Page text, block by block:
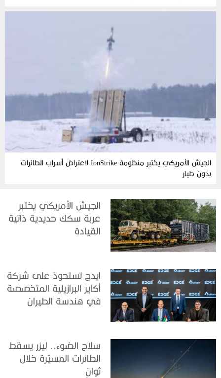
الجيش الأمريكي يختبر منظومة IonStrike لاعتراض أسراب الطائرات
بدون طيار
الجيش الأمريكي يختبر
عربة سكك حديدية ذاتية
القيادة
ايدج تستحوذ على شركة
أكاير البرازيلية المتخصصة
في هندسة الطيران
سلاح الضوء.. ليزر يسقط
الطائرات المسيّرة خلال
ثوانٍ